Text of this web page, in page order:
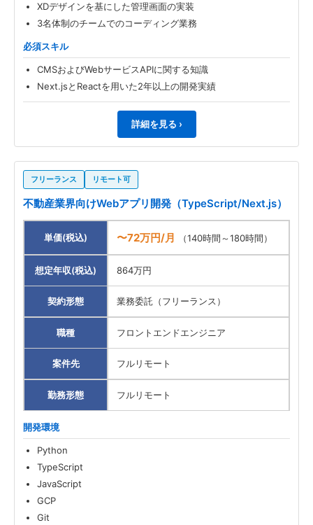
XDデザインを基にした管理画面の実装
3名体制のチームでのコーディング業務
必須スキル
CMSおよびWebサービスAPIに関する知識
Next.jsとReactを用いた2年以上の開発実績
詳細を見る ›
フリーランス リモート可
不動産業界向けWebアプリ開発（TypeScript/Next.js）
単価(税込) 〜72万円/月 （140時間～180時間）
想定年収(税込) 864万円
契約形態 業務委託（フリーランス）
職種 フロントエンドエンジニア
案件先 フルリモート
勤務形態 フルリモート
開発環境
Python
TypeScript
JavaScript
GCP
Git